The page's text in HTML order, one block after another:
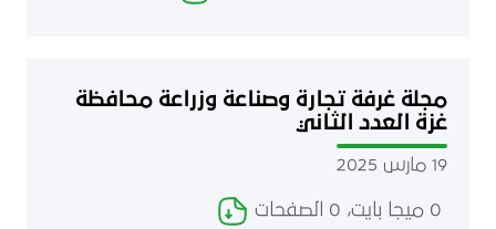
مجلة غرفة تجارة وصناعة وزراعة محافظة
غزة العدد الثاني
19 مارس 2025
0 ميجا بايت، 0 الصفحات